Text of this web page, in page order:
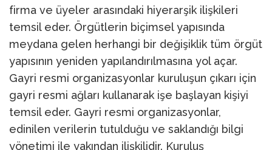
firma ve üyeler arasındaki hiyerarşik ilişkileri
temsil eder. Örgütlerin biçimsel yapısında
meydana gelen herhangi bir değişiklik tüm örgüt
yapısının yeniden yapılandırılmasına yol açar.
Gayri resmi organizasyonlar kuruluşun çıkarı için
gayri resmi ağları kullanarak işe başlayan kişiyi
temsil eder. Gayri resmi organizasyonlar,
edinilen verilerin tutulduğu ve saklandığı bilgi
yönetimi ile yakından ilişkilidir. Kuruluş